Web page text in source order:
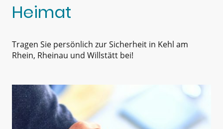
Heimat
Tragen Sie persönlich zur Sicherheit in Kehl am
Rhein, Rheinau und Willstätt bei!